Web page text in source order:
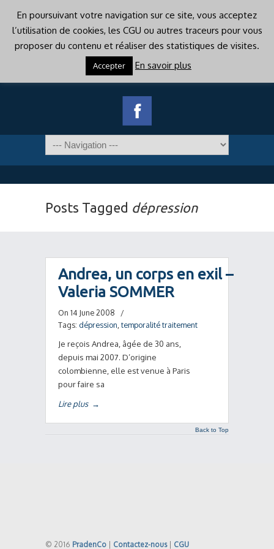
Posts Tagged dépression
Andrea, un corps en exil –
Valeria SOMMER
On 14 June 2008
/
Tags: dépression temporalité traitement
Je reçois Andrea, âgée de 30 ans,
depuis mai 2007. D’origine
colombienne, elle est venue à Paris
pour faire sa
Lire plus →
Back to Top
© 2016 PradenCo Contactez-nous| CGU
En poursuivant votre navigation sur ce site, vous acceptez
l’utilisation de cookies, les CGU ou autres traceurs pour vous
proposer du contenu et réaliser des statistiques de visites.
Accepter En savoir plus